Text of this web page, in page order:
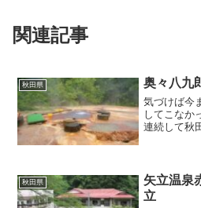
関連記事
秋田県 奥々八九
気づけば今
してこなか
連続して秋
が、まるで
秋田県
矢立温泉
立